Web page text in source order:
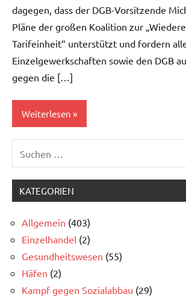
dagegen, dass der DGB-Vorsitzende
Pläne der großen Koalition zur
Tarifeinheit“ unterstützt und fordern
Einzelgewerkschaften sowie den DGB
gegen die […]
Weiterlesen
Allgemein
nach:
KATEGORIEN
Allgemein (403)
Einzelhandel (2)
Gesundheitswesen (55)
Häfen (2)
Kampf gegen Sozialabbau (29)